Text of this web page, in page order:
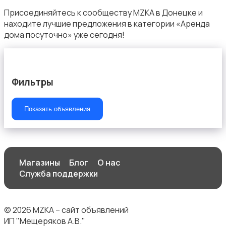
Присоединяйтесь к сообществу MZKA в Донецке и
находите лучшие предложения в категории «Аренда
дома посуточно» уже сегодня!
Фильтры
Показать объявления
Магазины Блог
О нас
Служба поддержки
© 2026 MZKA – сайт объявлений
ИП "Мещеряков А.В."